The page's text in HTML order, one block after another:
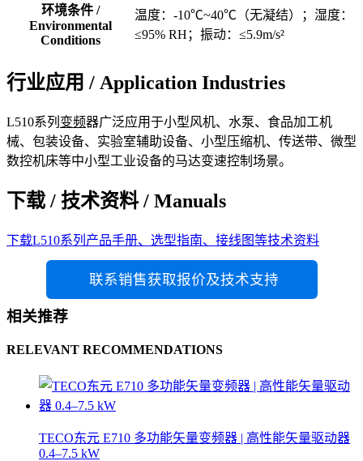
环境条件 /
Environmental
Conditions
温度：-10℃~40℃（无凝结）；湿度：
≤95% RH；振动：≤5.9m/s²
行业应用 / Application Industries
L510系列 变频器广泛应用于小型风机、水泵、食品加工机
械、包装设备、实验室辅助设备、小型压缩机、传送带、微型
数控机床等中小型工业设备的马达变速控制场景。
下载 / 技术资料 / Manuals
下载L510系列产品手册、选型指南、接线图等技术资料
联系销售获取报价及技术支持
相关推荐
RELEVANT RECOMMENDATIONS
TECO东元 E710 多功能矢量变频器 | 高性能矢量驱动器
0.4–7.5 kW